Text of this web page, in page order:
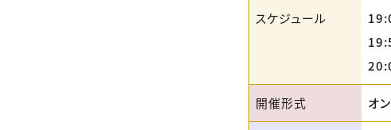
スケジュール
開催形式 オ